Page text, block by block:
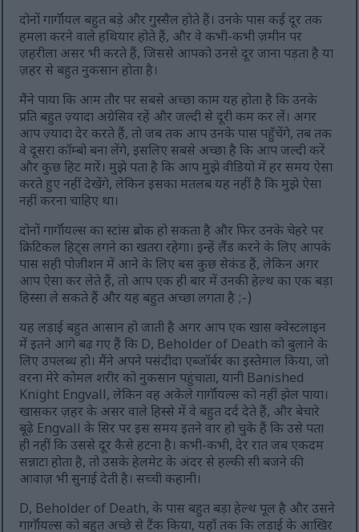
दोनों गार्गॉयल बहुत बड़े और गुस्सैल होते हैं। उनके पास कई दूर तक
हमला करने वाले हथियार होते हैं, और वे कभी-कभी ज़मीन पर
ज़हरीला असर भी करते हैं, जिससे आपको उनसे दूर जाना पड़ता है या
ज़हर से बहुत नुकसान होता है।
मैंने पाया कि आम तौर पर सबसे अच्छा काम यह होता है कि उनके
प्रति बहुत ज़्यादा अग्रेसिव रहें और जल्दी से दूरी कम कर लें। अगर
आप ज़्यादा देर करते हैं, तो जब तक आप उनके पास पहुँचेंगे, तब तक
वे दूसरा कॉम्बो बना लेंगे, इसलिए सबसे अच्छा है कि आप जल्दी करें
और कुछ हिट मारें। मुझे पता है कि आप मुझे वीडियो में हर समय ऐसा
करते हुए नहीं देखेंगे, लेकिन इसका मतलब यह नहीं है कि मुझे ऐसा
नहीं करना चाहिए था।
दोनों गार्गॉयल्स का स्टांस ब्रोक हो सकता है और फिर उनके चेहरे पर
क्रिटिकल हिट्स लगने का खतरा रहेगा। इन्हें लैंड करने के लिए आपके
पास सही पोजीशन में आने के लिए बस कुछ सेकंड हैं, लेकिन अगर
आप ऐसा कर लेते हैं, तो आप एक ही बार में उनकी हेल्थ का एक बड़ा
हिस्सा ले सकते हैं और यह बहुत अच्छा लगता है ;-)
यह लड़ाई बहुत आसान हो जाती है अगर आप एक खास क्वेस्टलाइन
में इतने आगे बढ़ गए हैं कि D, Beholder of Death को बुलाने के
लिए उपलब्ध हो। मैंने अपने पसंदीदा एब्जॉर्बर का इस्तेमाल किया, जो
वरना मेरे कोमल शरीर को नुकसान पहुंचाता, यानी Banished
Knight Engvall, लेकिन वह अकेले गार्गॉयल्स को नहीं झेल पाया।
खासकर ज़हर के असर वाले हिस्से में वे बहुत दर्द देते हैं, और बेचारे
बूढ़े Engvall के सिर पर इस समय इतने वार हो चुके हैं कि उसे पता
ही नहीं कि उससे दूर कैसे हटना है। कभी-कभी, देर रात जब एकदम
सन्नाटा होता है, तो उसके हेलमेट के अंदर से हल्की सी बजने की
आवाज़ भी सुनाई देती है। सच्ची कहानी।
D, Beholder of Death, के पास बहुत बड़ा हेल्थ पूल है और उसने
गार्गॉयल्स को बहुत अच्छे से टैंक किया, यहाँ तक कि लड़ाई के आखिर